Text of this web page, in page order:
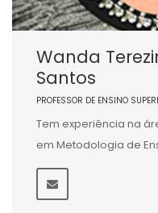
Wanda
Santos
PROFESSOR DE ENSINO
Tem experiência na
em Metodologia de